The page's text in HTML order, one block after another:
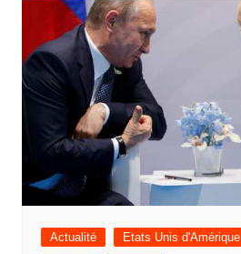
Actualité Etats Unis d'Amérique